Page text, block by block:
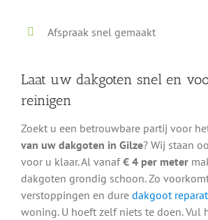
Afspraak snel gemaakt
Laat uw dakgoten snel en
reinigen
Zoekt u een betrouwbare partij voor
van uw dakgoten in Gilze? Wij staan
voor u klaar. Al vanaf€ 4 per meter
dakgoten grondig schoon. Zo
verstoppingen en dure dakgoot
woning. U hoeft zelf niets te doen. Vul